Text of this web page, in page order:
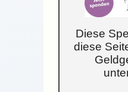
Diese
diese